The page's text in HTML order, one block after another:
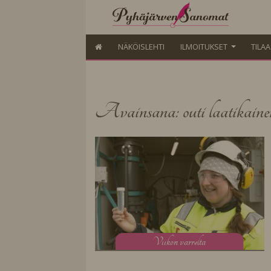
NÄKÖISLEHTI ILMOITUKSET
Avainsana: outi
Viikon varrelta